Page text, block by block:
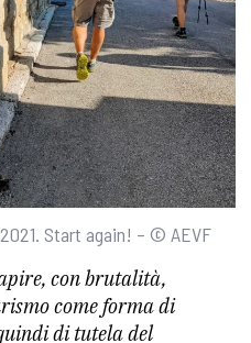
Start again! – © AEVF
con brutalità,
come forma di
di tutela del